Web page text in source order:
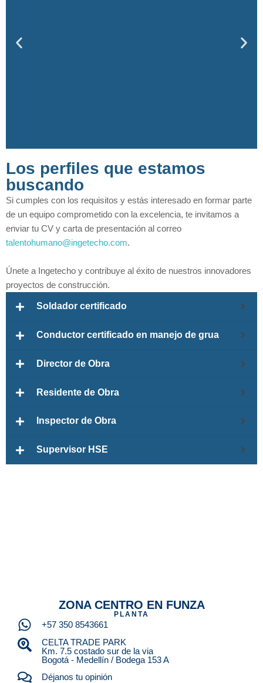
Los perfiles que estamos
buscando
Si cumples con los requisitos y estás interesado en formar parte
de un equipo comprometido con la excelencia, te invitamos a
enviar tu CV y carta de presentación al correo
talentohumano@ingetecho.com.
Únete a Ingetecho y contribuye al éxito de nuestros innovadores
proyectos de construcción.
Soldador certificado
Conductor certificado en manejo de grua
Director de Obra
Residente de Obra
Inspector de Obra
Supervisor HSE
ZONA CENTRO EN FUNZA
PLANTA
+57 350 8543661
CELTA TRADE PARK
Km. 7.5 costado sur de la via
Bogotá - Medellín / Bodega 153 A
Déjanos tu opinión